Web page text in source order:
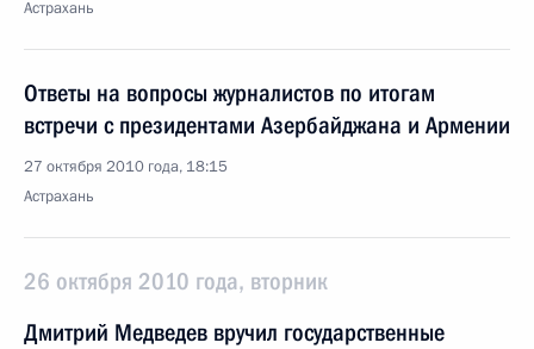
Астрахань
Ответы на вопросы журналистов по итогам
встречи с президентами Азербайджана и Армении
27 октября 2010 года, 18:15
Астрахань
26 октября 2010 года, вторник
Дмитрий Медведев вручил государственные